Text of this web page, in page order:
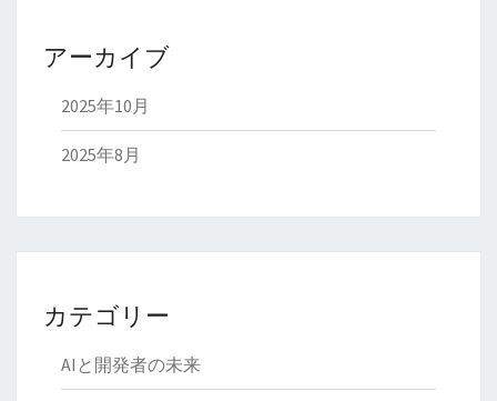
アーカイブ
2025年10月
2025年8月
カテゴリー
AIと開発者の未来